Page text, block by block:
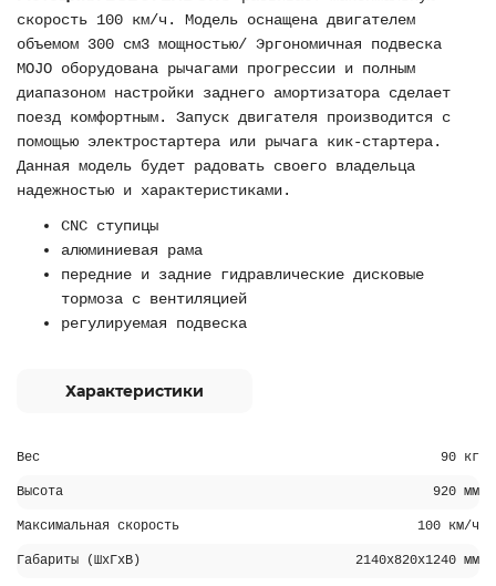
скорость 100 км/ч. Модель оснащена двигателем
объемом 300 см3 мощностью/ Эргономичная подвеска
MOJO оборудована рычагами прогрессии и полным
диапазоном настройки заднего амортизатора сделает
поезд комфортным. Запуск двигателя производится с
помощью электростартера или рычага кик-стартера.
Данная модель будет радовать своего владельца
надежностью и характеристиками.
CNC ступицы
алюминиевая рама
передние и задние гидравлические дисковые
тормоза с вентиляцией
регулируемая подвеска
Характеристики
Вес 90 кг
Высота 920 мм
Максимальная скорость 100 км/ч
Габариты (ШхГхВ) 2140х820х1240 мм